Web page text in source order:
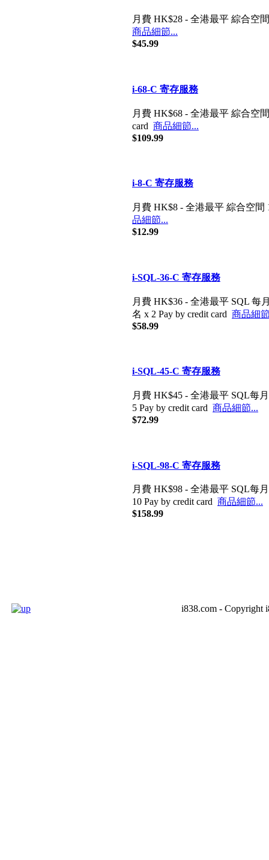
月費 HK$28 - 全港最平 綜合空
商品細節...
$45.99
月費 HK$68 - 全港最平 綜合空
card 商品細節...
$109.99
月費 HK$8 - 全港最平 綜合空間
品細節...
$12.99
i-SQL-36-C
月費 HK$36
名 x 2 Pay
$58.99
i-SQL-45-C
月費 HK$45
5 Pay by
$72.99
i-SQL-98-C
月費 HK$98
10 Pay by
$158.99
i838.com - Copyright